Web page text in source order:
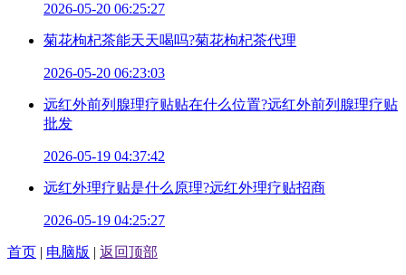
2026-05-20 06:25:27
菊花枸杞茶能天天喝吗?菊花枸杞茶代理
2026-05-20 06:23:03
远红外前列腺理疗贴贴在什么位置?远红外前列腺理疗贴
批发
2026-05-19 04:37:42
远红外理疗贴是什么原理?远红外理疗贴招商
2026-05-19 04:25:27
首页 | 电脑版 | 返回顶部